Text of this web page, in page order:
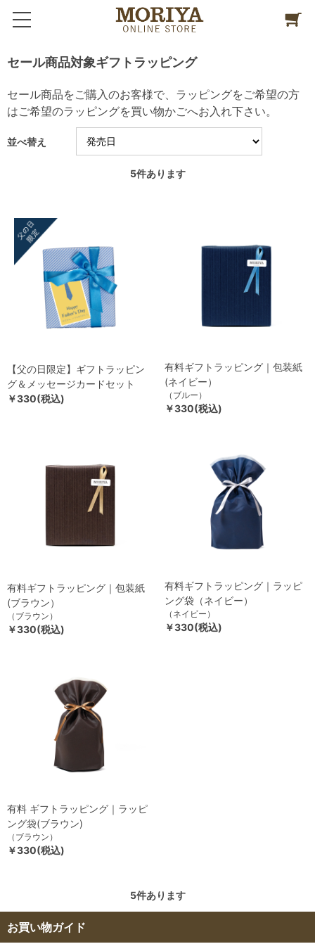
セール商品対象ギフトラッピング
セール商品をご購入のお客様で、ラッピングをご希望の方
はご希望のラッピングを買い物かごへお入れ下さい。
並べ替え
5件あります
【父の日限定】ギフトラッピン
グ＆メッセージカードセット
￥330(税込)
有料ギフトラッピング｜包装紙
(ネイビー）
（ブルー）
￥330(税込)
有料ギフトラッピング｜包装紙
(ブラウン）
（ブラウン）
￥330(税込)
有料ギフトラッピング｜ラッピ
ング袋（ネイビー）
（ネイビー）
￥330(税込)
有料 ギフトラッピング｜ラッピ
ング袋(ブラウン)
（ブラウン）
￥330(税込)
5件あります
お買い物ガイド